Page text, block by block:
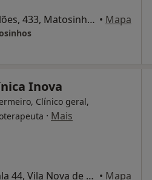
Rua de Álvaro Castelões, 433, Matosinhos • Mapa
Inova
Clínico geral,
· Mais
Av república 1326 sala 44, Vila Nova de Gaia • Mapa